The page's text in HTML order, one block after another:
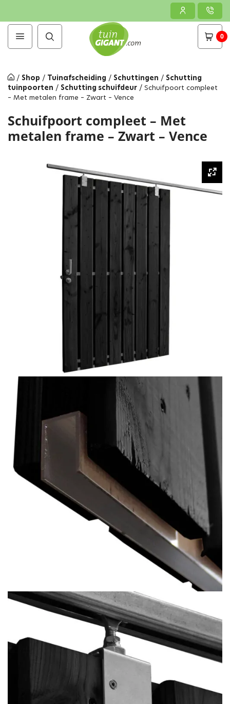
0
/ Shop / Tuinafscheiding / Schuttingen / Schutting
tuinpoorten / Schutting schuifdeur / Schuifpoort compleet
– Met metalen frame – Zwart – Vence
Schuifpoort compleet – Met
metalen frame – Zwart – Vence